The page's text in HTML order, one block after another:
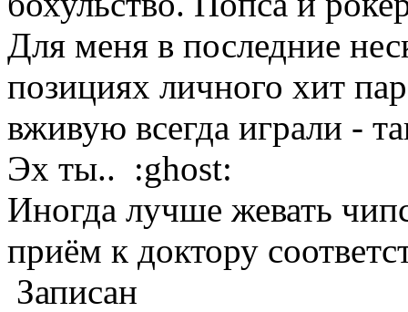
Для меня в последние
позициях личного хит
вживую всегда играли -
Эх ты.. :ghost:
Иногда лучше жевать
приём к доктору
Записан